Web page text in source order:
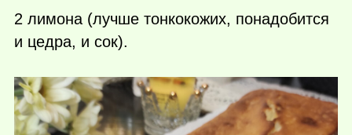
2 лимона (лучше тонкокожих, понадобится
и цедра, и сок).